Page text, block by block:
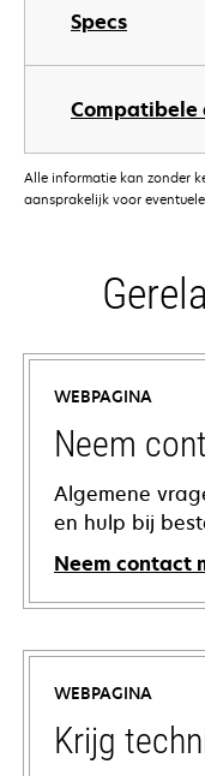
Specs
Alle informatie kan zonder
aansprakelijk voor
WEBPAGINA
Neem
Algemene
en hulp bij
Neem contact
WEBPAGINA
Krijg